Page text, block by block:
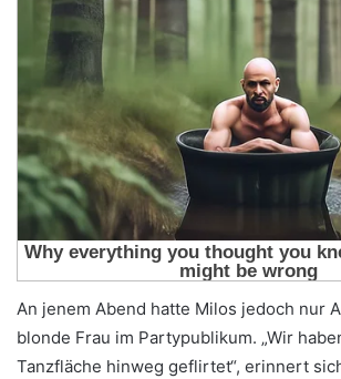
An jenem Abend hatte Milos jedoch nur
blonde Frau im Partypublikum. „Wir
Tanzfläche hinweg geflirtet“, erinnert